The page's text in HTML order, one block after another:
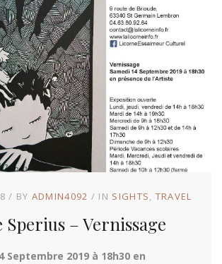
BY ADMIN4092 IN SIGHTS TRAVEL
Sperius – Vernissage
Septembre 2019 à 18h30 en